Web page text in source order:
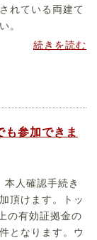
れている両建て
。
続きを読む
参加できま
人確認手続き
頂けます。トッ
の有効証拠金の
となります。ウ